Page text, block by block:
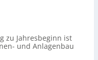
zu Jahresbeginn ist
und Anlagenbau